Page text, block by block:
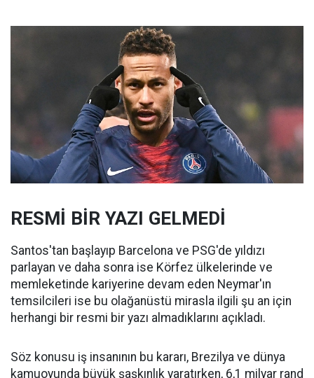
RESMİ BİR YAZI GELMEDİ
Santos'tan başlayıp Barcelona ve PSG'de yıldızı
parlayan ve daha sonra ise Körfez ülkelerinde ve
memleketinde kariyerine devam eden Neymar'ın
temsilcileri ise bu olağanüstü mirasla ilgili şu an için
herhangi bir resmi bir yazı almadıklarını açıkladı.
Söz konusu iş insanının bu kararı, Brezilya ve dünya
kamuoyunda büyük şaşkınlık yaratırken, 6,1 milyar rand